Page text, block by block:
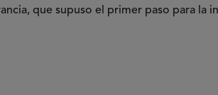
que supuso el primer paso para la